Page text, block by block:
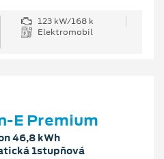
123 kW/168 k
Elektromobil
E Premium
46,8 kWh
1stupňová